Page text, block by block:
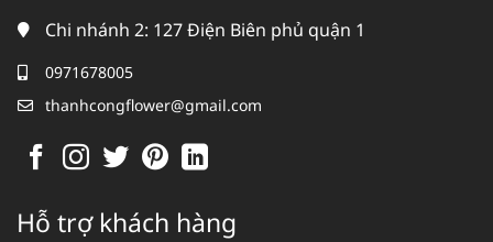
Chi nhánh 2: 127 Điện Biên phủ quận 1
0971678005
thanhcongflower@gmail.com
Hỗ trợ khách hàng